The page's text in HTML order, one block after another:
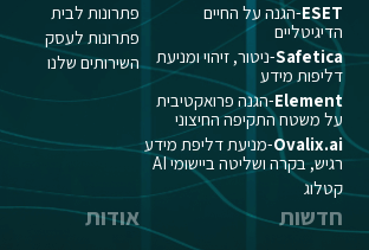
ESET-הגנה על החיים
הדיגיטליים
Safetica-ניטור, זיהוי ומניעת
דליפות מידע
Element-הגנה פרואקטיבית
על משטח התקיפה החיצוני
Ovalix.ai-מניעת דליפת מידע
רגיש, בקרה ושליטה ביישומי AI
קטלוג
פתרונות לבית
פתרונות לעסק
השירותים שלנו
חדשות אודות